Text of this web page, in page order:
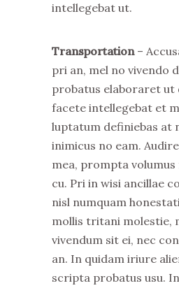
intellegebat ut.
Transportation–
pri an, mel no vivendo
probatus elaboraret ut
facete intellegebat et
luptatum definiebas at
inimicus no eam.
mea, prompta volumus
cu. Pri in wisi ancillae
nisl numquam
mollis tritani molestie,
vivendum sit ei, nec
an. In quidam iriure
scripta probatus usu.